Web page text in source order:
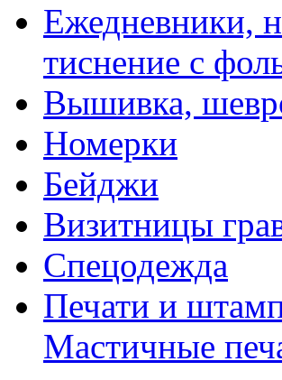
Ежедневники,
тиснение с
Вышивка,
Номерки
Бейджи
Визитницы
Спецодежда
Печати и
Мастичные